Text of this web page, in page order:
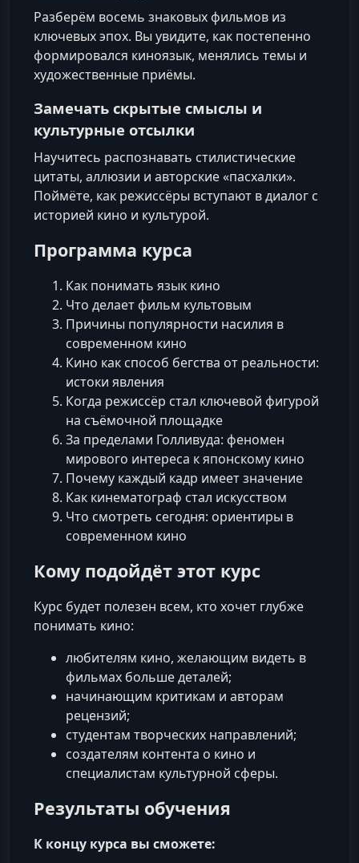
Разберём восемь знаковых фильмов из
ключевых эпох. Вы увидите, как постепенно
формировался киноязык, менялись темы и
художественные приёмы.
Замечать скрытые смыслы и
культурные отсылки
Научитесь распознавать стилистические
цитаты, аллюзии и авторские «пасхалки».
Поймёте, как режиссёры вступают в диалог с
историей кино и культурой.
Программа курса
Как понимать язык кино
Что делает фильм культовым
Причины популярности насилия в
современном кино
Кино как способ бегства от реальности:
истоки явления
Когда режиссёр стал ключевой фигурой
на съёмочной площадке
За пределами Голливуда: феномен
мирового интереса к японскому кино
Почему каждый кадр имеет значение
Как кинематограф стал искусством
Что смотреть сегодня: ориентиры в
современном кино
Кому подойдёт этот курс
Курс будет полезен всем, кто хочет глубже
понимать кино:
любителям кино, желающим видеть в
фильмах больше деталей;
начинающим критикам и авторам
рецензий;
студентам творческих направлений;
создателям контента о кино и
специалистам культурной сферы.
Результаты обучения
К концу курса вы сможете: